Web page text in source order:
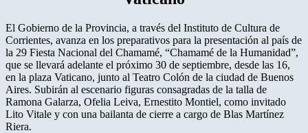
El Gobierno de la Provincia, a través del Instituto de Cultura de
Corrientes, avanza en los preparativos para la presentación al país de
la 29 Fiesta Nacional del Chamamé, “Chamamé de la Humanidad”,
que se llevará adelante el próximo 30 de septiembre, desde las 16,
en la plaza Vaticano, junto al Teatro Colón de la ciudad de Buenos
Aires. Subirán al escenario figuras consagradas de la talla de
Ramona Galarza, Ofelia Leiva, Ernestito Montiel, como invitado
Lito Vitale y con una bailanta de cierre a cargo de Blas Martínez
Riera.